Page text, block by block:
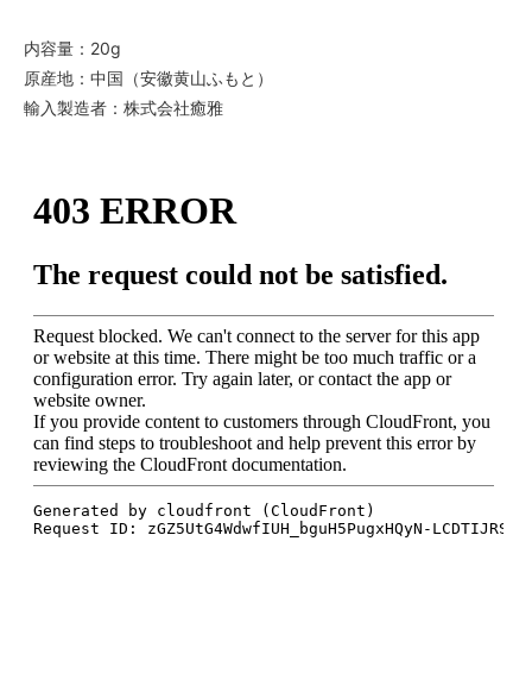
内容量：20g
原産地：中国（安徽黄山ふもと）
輸入製造者：株式会社癒雅